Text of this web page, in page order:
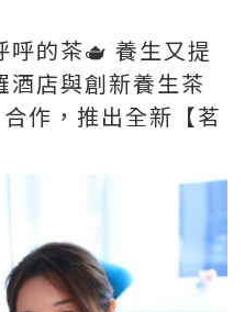
呼的茶🫖 養生又提
酒店與創新養生茶
作，推出全新【茗